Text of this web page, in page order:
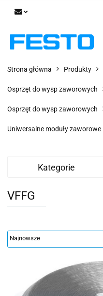
Strona główna Produkty
Osprzęt do wysp zaworowych
Osprzęt do wysp zaworowych
Uniwersalne moduły zaworowe
Kategorie
VFFG